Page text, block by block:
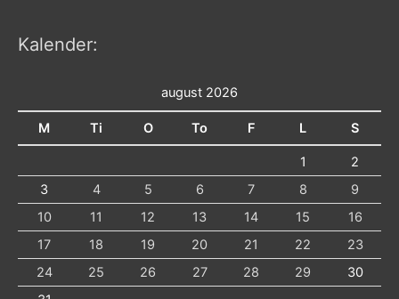
Kalender:
august 2026
M Ti O To F L S
1
2
3
4 5 6 7 8
9
10
11 12 13 14 15
16
17
18 19 20 21 22
23
24
25 26 27 28 29
30